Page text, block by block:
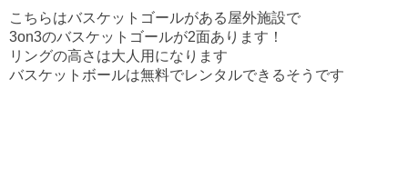
こちらはバスケットゴールがある屋外施設で
3on3のバスケットゴールが2面あります！
リングの高さは大人用になります
バスケットボールは無料でレンタルできるそうです